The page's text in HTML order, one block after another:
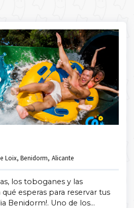
Loix, Benidorm, Alicante
los toboganes y las
esperas para reservar tus
Benidorm!. Uno de los